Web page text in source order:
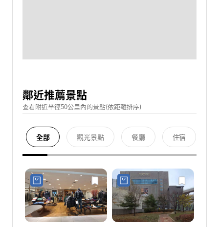
鄰近推薦景點
查看附近半徑50公里內的景點(依距離排序)
全部 觀光景點 餐廳 住宿